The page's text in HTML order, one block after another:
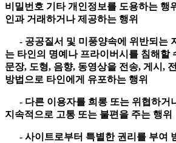
비밀번호 기타 개인정보를 도용하는 행
인과 거래하거나 제공하는 행위
- 공공질서 및 미풍양속에 위반되는
는 타인의 명예나 프라이버시를 침해할
문장, 도형, 음향, 동영상을 전송, 게시,
방법으로 타인에게 유포하는 행위
- 다른 이용자를 희롱 또는 위협하거
지속적으로 고통 또는 불편을 주는 행위
- 사이트로부터 특별한 권리를 부여